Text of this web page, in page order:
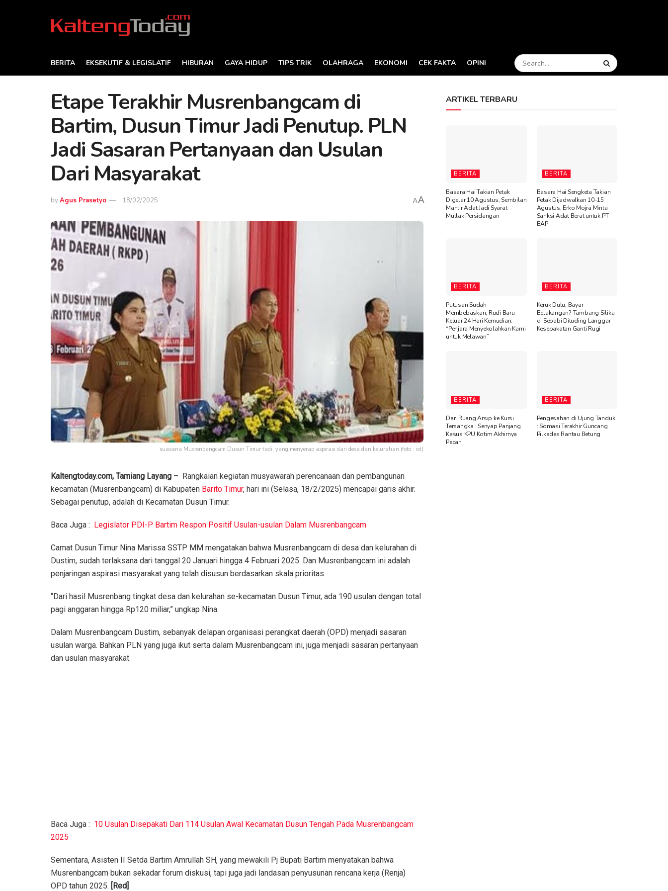
BERITA EKSEKUTIF & LEGISLATIF HIBURAN GAYA HIDUP TIPS TRIK OLAHRAGA EKONOMI CEK FAKTA OPINI
Etape Terakhir Musrenbangcam di
Bartim, Dusun Timur Jadi Penutup. PLN
Jadi Sasaran Pertanyaan dan Usulan
Dari Masyarakat
byAgus Prasetyo 18/02/2025 AA
suasana Musrenbangcam Dusun Timur tadi, yang menyerap aspirasi dari desa dan kelurahan (foto : ist)
Kaltengtoday.com, Tamiang Layang – Rangkaian kegiatan musyawarah perencanaan dan pembangunan
kecamatan (Musrenbangcam) di Kabupaten Barito Timur, hari ini (Selasa, 18/2/2025) mencapai garis akhir.
Sebagai penutup, adalah di Kecamatan Dusun Timur.
Baca Juga : Legislator PDI-P Bartim Respon Positif Usulan-usulan Dalam Musrenbangcam
Camat Dusun Timur Nina Marissa SSTP MM mengatakan bahwa Musrenbangcam di desa dan kelurahan di
Dustim, sudah terlaksana dari tanggal 20 Januari hingga 4 Februari 2025. Dan Musrenbangcam ini adalah
penjaringan aspirasi masyarakat yang telah disusun berdasarkan skala prioritas.
“Dari hasil Musrenbang tingkat desa dan kelurahan se-kecamatan Dusun Timur, ada 190 usulan dengan total
pagi anggaran hingga Rp120 miliar,” ungkap Nina.
Dalam Musrenbangcam Dustim, sebanyak delapan organisasi perangkat daerah (OPD) menjadi sasaran
usulan warga. Bahkan PLN yang juga ikut serta dalam Musrenbangcam ini, juga menjadi sasaran pertanyaan
dan usulan masyarakat.
Baca Juga : 10 Usulan Disepakati Dari 114 Usulan Awal Kecamatan Dusun Tengah Pada Musrenbangcam
2025
Sementara, Asisten II Setda Bartim Amrullah SH, yang mewakili Pj Bupati Bartim menyatakan bahwa
Musrenbangcam bukan sekadar forum diskusi, tapi juga jadi landasan penyusunan rencana kerja (Renja)
OPD tahun 2025. [Red]
ARTIKEL TERBARU
BERITA
Basara Hai Takian Petak
Digelar 10 Agustus, Sembilan
Mantir Adat Jadi Syarat
Mutlak Persidangan
BERITA
Basara Hai Sengketa Takian
Petak Dijadwalkan 10–15
Agustus, Erko Mojra Minta
Sanksi Adat Berat untuk PT
BAP
BERITA
Putusan Sudah
Membebaskan, Rudi Baru
Keluar 24 Hari Kemudian:
“Penjara Menyekolahkan Kami
untuk Melawan”
BERITA
Keruk Dulu, Bayar
Belakangan? Tambang Silika
di Sebabi Dituding Langgar
Kesepakatan Ganti Rugi
BERITA
Dari Ruang Arsip ke Kursi
Tersangka : Senyap Panjang
Kasus KPU Kotim Akhirnya
Pecah
BERITA
Pengesahan di Ujung Tanduk
: Somasi Terakhir Guncang
Pilkades Rantau Betung